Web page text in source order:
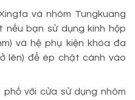
và nhôm Tungkuang
bạn sử dụng kính hộp
và hệ phụ kiện khóa đa
lên) để ép chặt cánh vào
với cửa sử dụng nhôm